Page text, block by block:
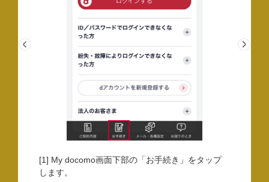
[1] My docomo画面下部の「お手続き」をタップ
します。